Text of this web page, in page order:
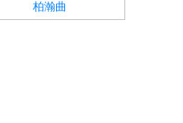
柏瀚曲